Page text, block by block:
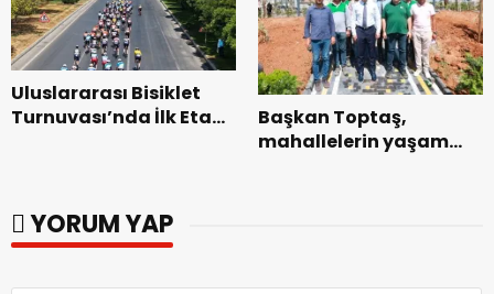
Uluslararası Bisiklet
Turnuvası’nda İlk Etap
Başkan Toptaş,
mahallelerin yaşam
YORUM YAP